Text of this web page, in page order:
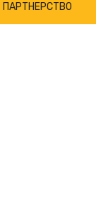
ПАРТНЕРСТВО